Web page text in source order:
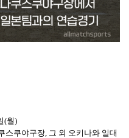
(월)
스쿠야구장, 그 외 오키나와 일대